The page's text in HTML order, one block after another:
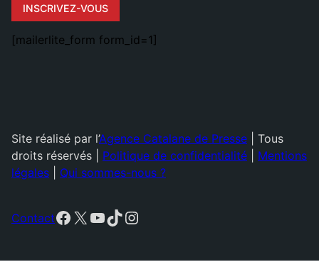
INSCRIVEZ-VOUS
[mailerlite_form form_id=1]
Site réalisé par l’Agence Catalane de Presse | Tous
droits réservés | Politique de confidentialité
Mentions
légales
Qui sommes-nous ?
ContactFacebook
X YouTube
TikTok
Instagram